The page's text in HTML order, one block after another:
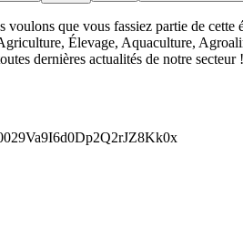
que vous fassiez partie de
Élevage, Aquaculture,
dernières actualités de notre secteur !